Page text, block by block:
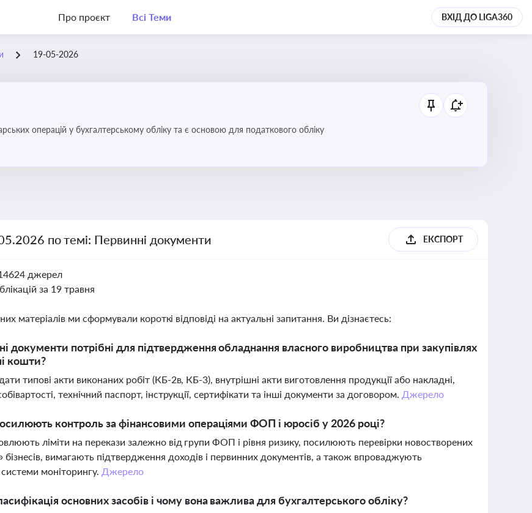
Про проєкт Всі Теми ВХІД ДО LIGA360
19-05-2026
операцій у бухгалтерському обліку та є основою для податкового обліку
по темі: Первинні документи ЕКСПОРТ
джерел
за 19 травня
матеріалів ми сформували короткі відповіді на актуальні запитання. Ви дізнаєтесь:
документи потрібні для підтвердження обладнання власного виробництва при закупівлях
кошти?
типові акти виконаних робіт (КБ-2в, КБ-3), внутрішні акти виготовлення продукції або накладні,
технічний паспорт, інструкції, сертифікати та інші документи за договором. Джерело
контроль за фінансовими операціями ФОП і юросіб у 2026 році?
ліміти на перекази залежно від групи ФОП і рівня ризику, посилюють перевірки новостворених
бізнесів, вимагають підтвердження доходів і первинних документів, а також впроваджують
моніторингу. Джерело
основних засобів і чому вона важлива для бухгалтерського обліку?